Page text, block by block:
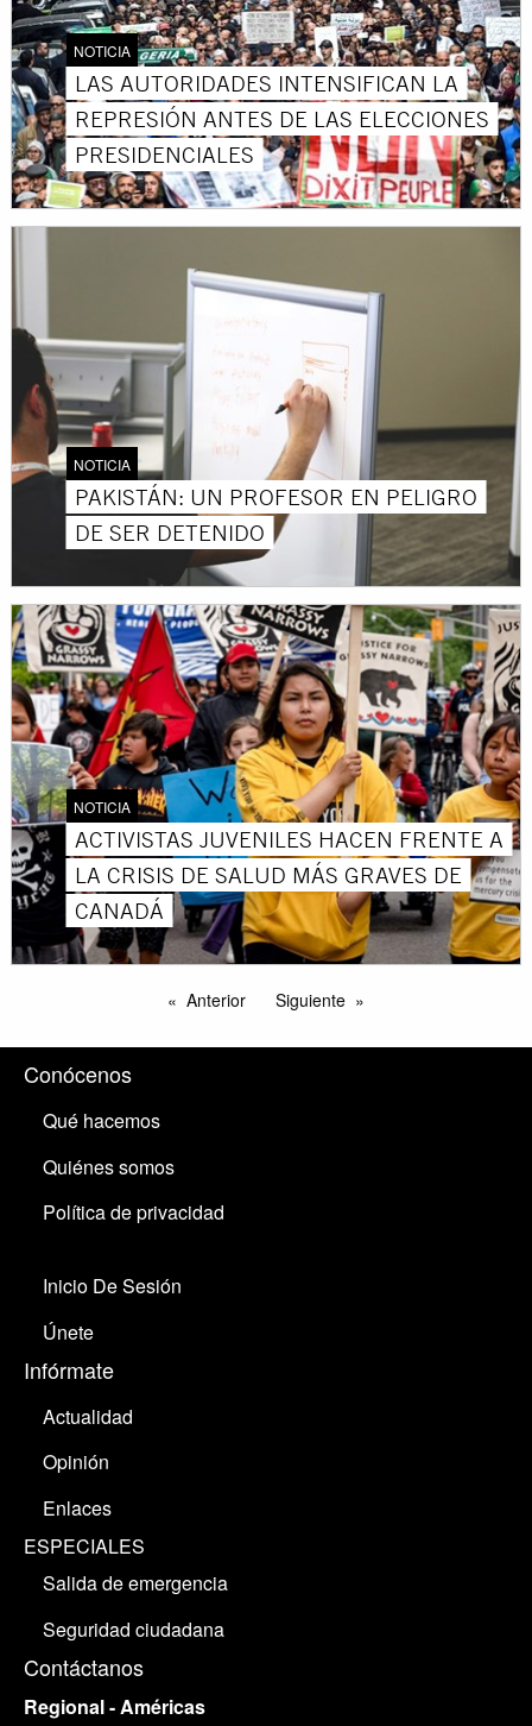
NOTICIA
LAS AUTORIDADES INTENSIFICAN LA
REPRESIÓN ANTES DE LAS ELECCIONES
PRESIDENCIALES
NOTICIA
PAKISTÁN: UN PROFESOR EN PELIGRO
DE SER DETENIDO
NOTICIA
ACTIVISTAS JUVENILES HACEN FRENTE A
LA CRISIS DE SALUD MÁS GRAVES DE
CANADÁ
Anterior Siguiente
Conócenos
Qué hacemos
Quiénes somos
Política de privacidad
Inicio De Sesión
Únete
Infórmate
Actualidad
Opinión
Enlaces
ESPECIALES
Salida de emergencia
Seguridad ciudadana
Contáctanos
Regional - Américas